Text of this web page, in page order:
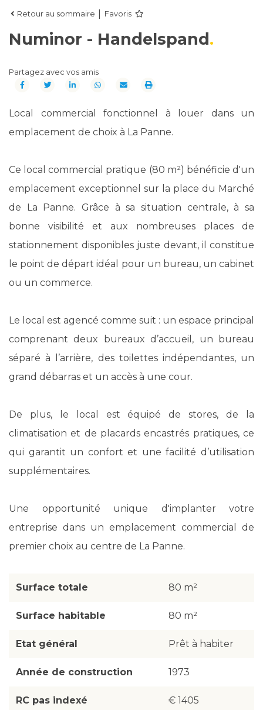
Retour au sommaire Favoris
Numinor - Handelspand
Partagez avec vos amis
Local commercial fonctionnel à louer dans un
emplacement de choix à La Panne.
Ce local commercial pratique (80 m²) bénéficie d'un
emplacement exceptionnel sur la place du Marché
de La Panne. Grâce à sa situation centrale, à sa
bonne visibilité et aux nombreuses places de
stationnement disponibles juste devant, il constitue
le point de départ idéal pour un bureau, un cabinet
ou un commerce.
Le local est agencé comme suit : un espace principal
comprenant deux bureaux d’accueil, un bureau
séparé à l’arrière, des toilettes indépendantes, un
grand débarras et un accès à une cour.
De plus, le local est équipé de stores, de la
climatisation et de placards encastrés pratiques, ce
qui garantit un confort et une facilité d’utilisation
supplémentaires.
Une opportunité unique d'implanter votre
entreprise dans un emplacement commercial de
premier choix au centre de La Panne.
Surface totale 80 m²
Surface habitable 80 m²
Etat général Prêt à habiter
Année de construction 1973
RC pas indexé € 1405